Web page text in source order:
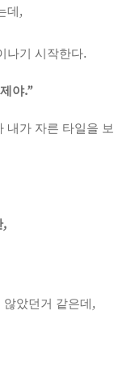
데,
나기 시작한다.
야.”
내가 자른 타일을 보
,
았던거 같은데,